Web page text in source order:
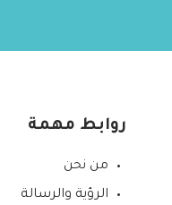
روابط مهمة
من نحن
الرؤية والرسالة